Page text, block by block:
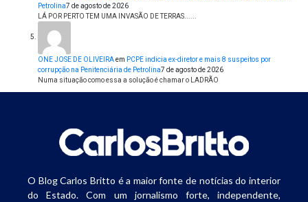
Petrolina7 de agosto de 2026
LÁ POR PERTO TEM UMA INVASÃO DE TERRAS......
ONE JOSE DE OLIVEIRAem PCPE indicia ex-diretor e mais 8 suspeitos por
corrupção na Penitenciária de Petrolina7 de agosto de 2026
Numa situação como essa a solução é chamar o LADRÃO
O Blog Carlos Britto é a maior fonte de notícias do interior
do Estado. Com um jornalismo forte, independente,